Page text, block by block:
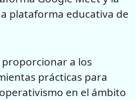
plataforma educativa de
proporcionar a los
prácticas para
en el ámbito